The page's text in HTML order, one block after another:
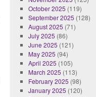
October 2025 (119)
September 2025 (128)
August 2025 (71)
July 2025 (86)
June 2025 (121)
May 2025 (94)
April 2025 (105)
March 2025 (113)
February 2025 (98)
January 2025 (120)